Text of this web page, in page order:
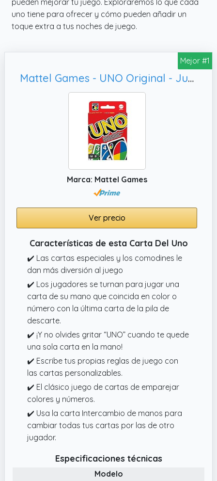
uno tiene para ofrecer y cómo pueden añadir un
toque extra a tus noches de juego.
Mejor #1
Mattel Games - UNO Original - Juego de Cartas Familiar - Clásico - Baraja Multicolor de 112 Cartas - De 2 a 10 Jugadores - para Niños y Adultos - Regalo para 7+ Años, W2087
Marca: Mattel Games
Ver precio
Características de esta Carta Del Uno
✔️ Las cartas especiales y los comodines le
dan más diversión al juego
✔️ Los jugadores se turnan para jugar una
carta de su mano que coincida en color o
número con la última carta de la pila de
descarte.
✔️ ¡Y no olvides gritar “UNO” cuando te quede
una sola carta en la mano!
✔️ Escribe tus propias reglas de juego con
las cartas personalizables.
✔️ El clásico juego de cartas de emparejar
colores y números.
✔️ Usa la carta Intercambio de manos para
cambiar todas tus cartas por las de otro
jugador.
Especificaciones técnicas
Modelo